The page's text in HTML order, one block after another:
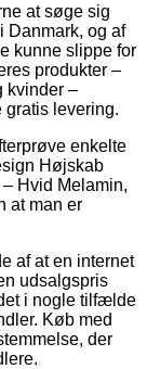
at søge sig
Danmark, og af
kunne slippe for
produkter –
kvinder –
levering.
enkelte
Højskab
Hvid Melamin,
at man er
af at en internet
udsalgspris
i nogle tilfælde
Køb med
der